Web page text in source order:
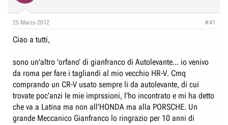
25 Marzo 2012 #41
Ciao a tutti,
sono un'altro 'orfano' di gianfranco di Autolevante... io venivo
da roma per fare i tagliandi al mio vecchio HR-V. Cmq
comprando un CR-V usato sempre li da autolevante, di cui
trovate poc'anzi le mie imprssioni, l'ho incontrato e mi ha detto
che va a Latina ma non all'HONDA ma alla PORSCHE. Un
grande Meccanico Gianfranco lo ringrazio per 10 anni di